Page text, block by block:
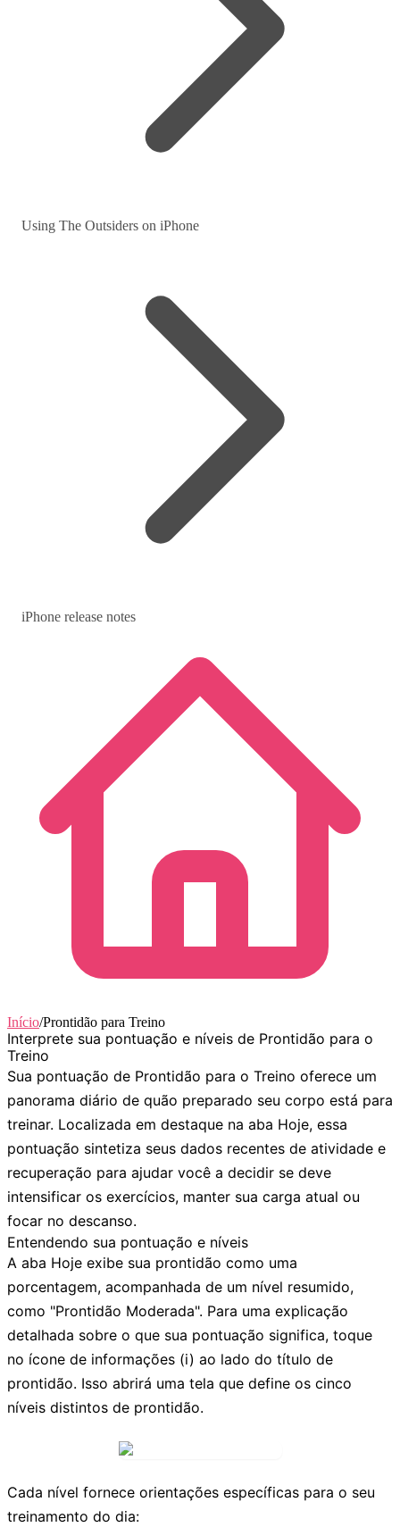
Using The Outsiders on iPhone
iPhone release notes
Início/Prontidão para Treino
Interprete sua pontuação e níveis de Prontidão para o
Treino
Sua pontuação de Prontidão para o Treino oferece um
panorama diário de quão preparado seu corpo está para
treinar. Localizada em destaque na aba Hoje, essa
pontuação sintetiza seus dados recentes de atividade e
recuperação para ajudar você a decidir se deve
intensificar os exercícios, manter sua carga atual ou
focar no descanso.
Entendendo sua pontuação e níveis
A aba Hoje exibe sua prontidão como uma
porcentagem, acompanhada de um nível resumido,
como "Prontidão Moderada". Para uma explicação
detalhada sobre o que sua pontuação significa, toque
no ícone de informações (i) ao lado do título de
prontidão. Isso abrirá uma tela que define os cinco
níveis distintos de prontidão.
Cada nível fornece orientações específicas para o seu
treinamento do dia: